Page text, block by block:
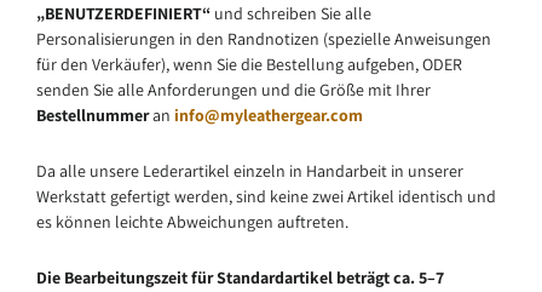
„BENUTZERDEFINIERT“ und schreiben Sie alle
Personalisierungen in den Randnotizen (spezielle Anweisungen
für den Verkäufer), wenn Sie die Bestellung aufgeben, ODER
senden Sie alle Anforderungen und die Größe mit Ihrer
Bestellnummeran info@myleathergear.com
Da alle unsere Lederartikel einzeln in Handarbeit in unserer
Werkstatt gefertigt werden, sind keine zwei Artikel identisch und
es können leichte Abweichungen auftreten.
Die Bearbeitungszeit für Standardartikel beträgt ca. 5–7